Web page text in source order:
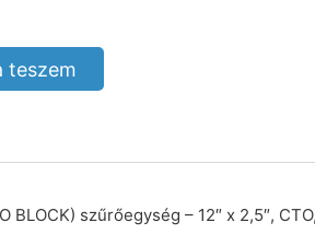
(CTO BLOCK) szűrőegység
teszem
szűrőegység – 12″ x 2,5″,